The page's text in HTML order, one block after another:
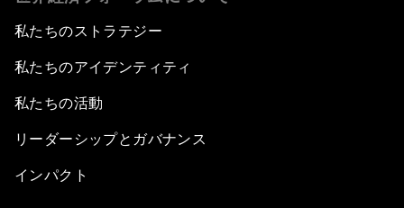
私たちのストラテジー
私たちのアイデンティティ
私たちの活動
リーダーシップとガバナンス
インパクト